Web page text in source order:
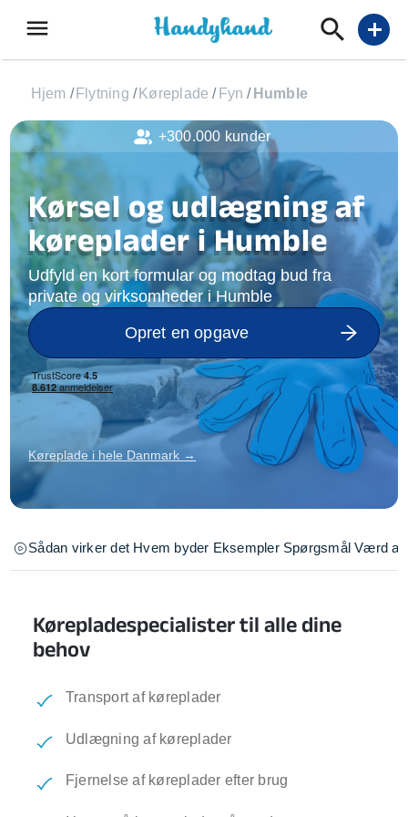
menu add
Hjem / Flytning / Køreplade / Fyn / Humble
Kørsel og udlægning af
køreplader i Humble
Udfyld en kort formular og modtag bud fra
private og virksomheder i Humble
Opret en opgave
Køreplade i hele Danmark →
Sådan virker det Hvem byder Eksempler Spørgsmål Værd at
Kørepladespecialister til alle dine
behov
Transport af køreplader
Udlægning af køreplader
Fjernelse af køreplader efter brug
+300.000 kunder